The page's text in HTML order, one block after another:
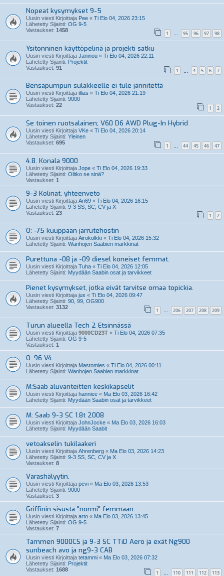
Nopeat kysymykset 9-5
Uusin viesti Kirjoittaja Pee « Ti Elo 04, 2026 23:15
Lähetetty Sijainti: OG 9-5
Vastaukset: 1458 1 … 95 96 97 98
Ysitonninen käyttöpelinä ja projekti satku
Uusin viesti Kirjoittaja Janinou « Ti Elo 04, 2026 22:11
Lähetetty Sijainti: Projektit
Vastaukset: 91 1 4 5 6 7
Bensapumpun sulakkeelle ei tule jännitettä
Uusin viesti Kirjoittaja illias « Ti Elo 04, 2026 21:19
Lähetetty Sijainti: 9000
Vastaukset: 22 1 2
Se toinen ruotsalainen; V60 D6 AWD Plug-In Hybrid
Uusin viesti Kirjoittaja VKe « Ti Elo 04, 2026 20:14
Lähetetty Sijainti: Yleinen
Vastaukset: 695 1 … 44 45 46 47
4.8. Konala 9000
Uusin viesti Kirjoittaja Jope « Ti Elo 04, 2026 19:33
Lähetetty Sijainti: Olitko se sinä?
Vastaukset: 1
9-3 Kolinat, yhteenveto
Uusin viesti Kirjoittaja Ari69 « Ti Elo 04, 2026 16:15
Lähetetty Sijainti: 9-3 SS, SC, CV ja X
Vastaukset: 23 1 2
O: -75 kuuppaan jarrutehostin
Uusin viesti Kirjoittaja Airokolkki « Ti Elo 04, 2026 15:32
Lähetetty Sijainti: Wanhojen Saabien markkinat
Purettuna -08 ja -09 diesel koneiset femmat.
Uusin viesti Kirjoittaja Tuha « Ti Elo 04, 2026 12:05
Lähetetty Sijainti: Myydään Saabin osat ja tarvikkeet
Pienet kysymykset, jotka eivät tarvitse omaa topickia.
Uusin viesti Kirjoittaja jus « Ti Elo 04, 2026 09:47
Lähetetty Sijainti: 90, 99, OG900
Vastaukset: 3132 1 … 206 207 208 209
Turun alueella Tech 2 Etsinnässä
Uusin viesti Kirjoittaja 9000CD23T « Ti Elo 04, 2026 07:35
Lähetetty Sijainti: OG 9-5
Vastaukset: 1
O: 96 V4
Uusin viesti Kirjoittaja Mastomies « Ti Elo 04, 2026 00:11
Lähetetty Sijainti: Wanhojen Saabien markkinat
M:Saab aluvanteitten keskikapselit
Uusin viesti Kirjoittaja hanniee « Ma Elo 03, 2026 16:42
Lähetetty Sijainti: Myydään Saabin osat ja tarvikkeet
M: Saab 9-3 SC 1.8t 2008
Uusin viesti Kirjoittaja JohnJocke « Ma Elo 03, 2026 16:03
Lähetetty Sijainti: Myydään Saabit
vetoakselin tukilaakeri
Uusin viesti Kirjoittaja Ahrenberg « Ma Elo 03, 2026 14:23
Lähetetty Sijainti: 9-3 SS, SC, CV ja X
Vastaukset: 8
Varashälyytin.
Uusin viesti Kirjoittaja pevi « Ma Elo 03, 2026 13:53
Lähetetty Sijainti: 9000
Vastaukset: 3
Griffinin sisusta "normi" femmaan
Uusin viesti Kirjoittaja arto « Ma Elo 03, 2026 13:45
Lähetetty Sijainti: OG 9-5
Vastaukset: 7
Tammen 9000CS ja 9-3 SC TTiD Aero ja exät Ng900
sunbeach avo ja ng9-3 CAB
Uusin viesti Kirjoittaja tetammi « Ma Elo 03, 2026 07:32
Lähetetty Sijainti: Projektit
Vastaukset: 1688 1 … 110 111 112 113